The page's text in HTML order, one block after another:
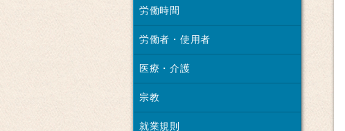
労働時間
労働者・使用者
医療・介護
宗教
就業規則